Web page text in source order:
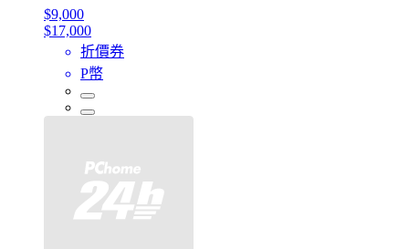
$9,000
$17,000
折價券
P幣